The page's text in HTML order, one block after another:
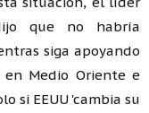
que no habría
siga apoyando
Medio Oriente e
si EEUU 'cambia su